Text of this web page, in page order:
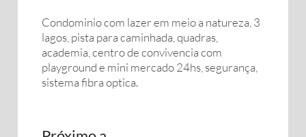
Condominio com lazer em meio a natureza, 3
lagos, pista para caminhada, quadras,
academia, centro de convivencia com
playground e mini mercado 24hs, segurança,
sistema fibra optica.